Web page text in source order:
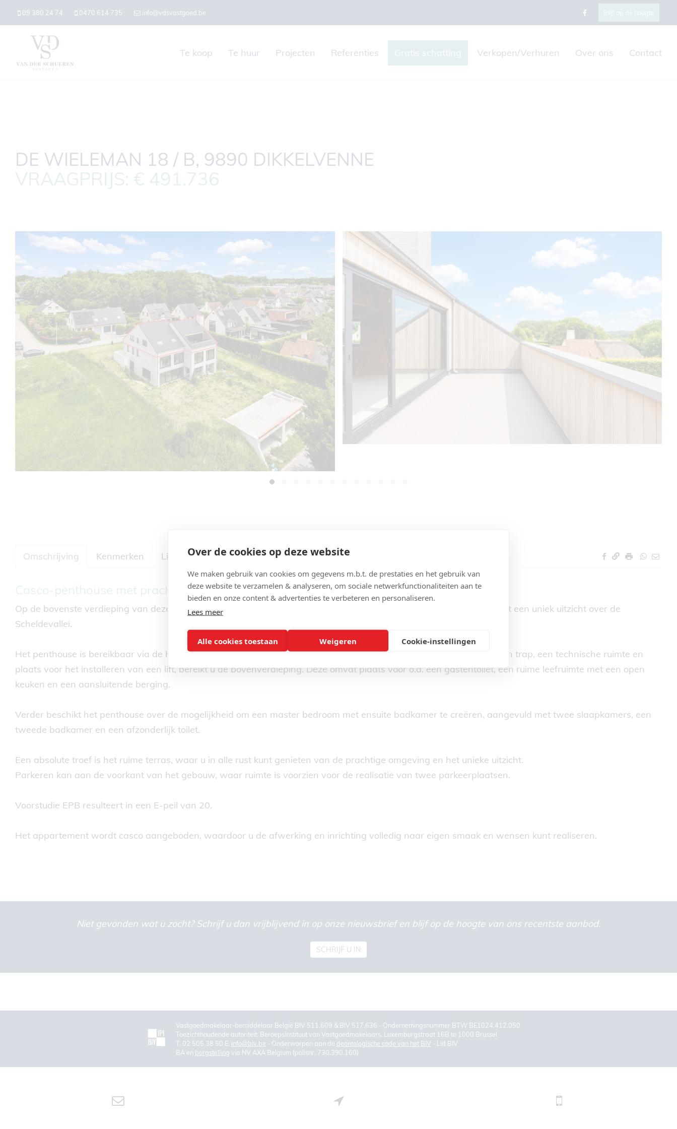
09 380 24 74 0470 614 735 info@vdsvastgoed.be Blijf op de hoogte
Te koop Te huur Projecten Referenties Gratis schatting Verkopen/Verhuren Over ons Contact
DE WIELEMAN 18 / B, 9890 DIKKELVENNE
VRAAGPRIJS: € 491.736
Omschrijving Kenmerken Ligging Contact
Omschrijving
Casco-penthouse met prachtige vergezichten.
Op de bovenste verdieping van deze uitzonderlijke eigendom in Dikkelvenne bevindt zich een prachtig penthouse met een uniek uitzicht over de
Scheldevallei.
Het penthouse is bereikbaar via de hoofdingang aan de voorzijde van het gebouw. Via de inkomhal, voorzien van een trap, een technische ruimte en
plaats voor het installeren van een lift, bereikt u de bovenverdieping. Deze omvat plaats voor o.a. een gastentoilet, een ruime leefruimte met een open
keuken en een aansluitende berging.
Verder beschikt het penthouse over de mogelijkheid om een master bedroom met ensuite badkamer te creëren, aangevuld met twee slaapkamers, een
tweede badkamer en een afzonderlijk toilet.
Een absolute troef is het ruime terras, waar u in alle rust kunt genieten van de prachtige omgeving en het unieke uitzicht.
Parkeren kan aan de voorkant van het gebouw, waar ruimte is voorzien voor de realisatie van twee parkeerplaatsen.
Voorstudie EPB resulteert in een E-peil van 20.
Het appartement wordt casco aangeboden, waardoor u de afwerking en inrichting volledig naar eigen smaak en wensen kunt realiseren.
Niet gevonden wat u zocht? Schrijf u dan vrijblijvend in op onze nieuwsbrief en blijf op de hoogte van ons recentste aanbod.
SCHRIJF U IN
Vastgoedmakelaar-bemiddelaar België BIV 511.609 & BIV 517.636 - Ondernemingsnummer BTW BE1024.412.050
Toezichthoudende autoriteit: Beroepsinstituut van Vastgoedmakelaars, Luxemburgstraat 16B te 1000 Brussel
T. 02 505 38 50 E. info@biv.be - Onderworpen aan de deontologische code van het BIV - Lid BIV
BA en borgstelling via NV AXA Belgium (polisnr. 730.390.160)
Over de cookies op deze website
We maken gebruik van cookies om gegevens m.b.t. de prestaties en het gebruik van
deze website te verzamelen & analyseren, om sociale netwerkfunctionaliteiten aan te
bieden en onze content & advertenties te verbeteren en personaliseren.
Lees meer
Alle cookies toestaan Weigeren Cookie-instellingen